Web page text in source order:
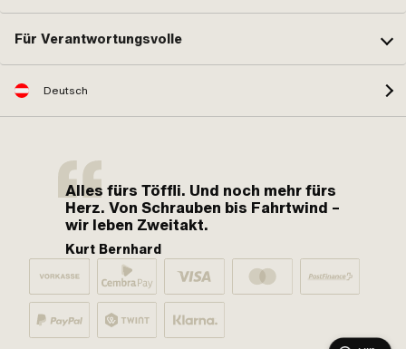
Für Verantwortungsvolle
Deutsch
Alles fürs Töffli. Und noch mehr fürs
Herz. Von Schrauben bis Fahrtwind –
wir leben Zweitakt.
Kurt Bernhard